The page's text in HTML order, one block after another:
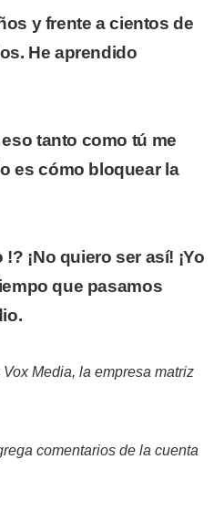
y frente a cientos de
He aprendido
tanto como tú me
es cómo bloquear la
¡No quiero ser así! ¡Yo
que pasamos
Media, la empresa matriz
comentarios de la cuenta